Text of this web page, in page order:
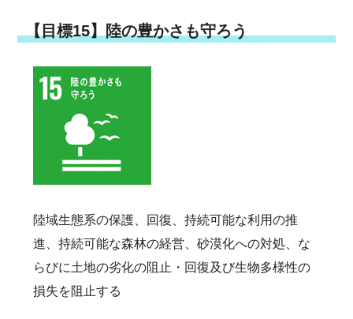
【目標15】陸の豊かさも守ろう
陸域生態系の保護、回復、持続可能な利用の推
進、持続可能な森林の経営、砂漠化への対処、な
らびに土地の劣化の阻止・回復及び生物多様性の
損失を阻止する